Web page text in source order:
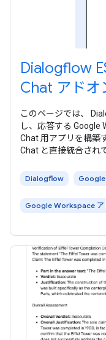
Dialogflow
Chat アドオ
このページでは、
し、応答する Google
Chat 用アプリを構築
Chat と直接統合され
Google Chat アプリ
Dialogflow
Google Workspace ア